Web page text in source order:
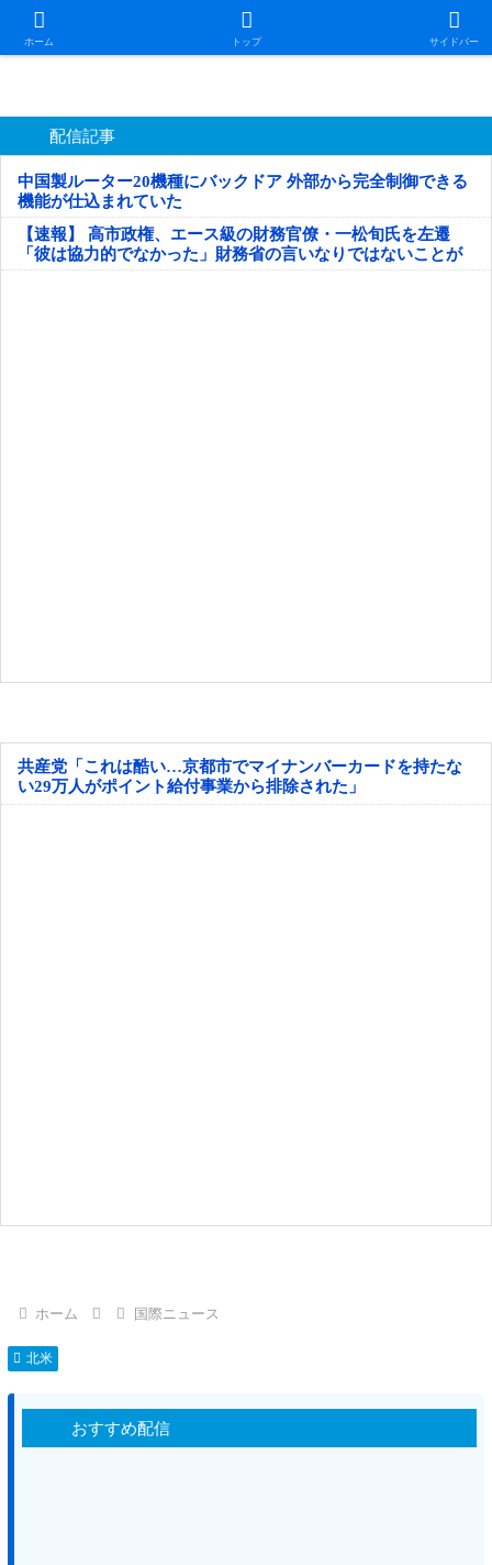
ホーム トップ サイドバー
日本第一！ニュース録
配信記事
中国製ルーター20機種にバックドア 外部から完全制御できる
機能が仕込まれていた
【速報】 高市政権、エース級の財務官僚・一松旬氏を左遷
「彼は協力的でなかった」財務省の言いなりではないことが
判明
共産党「これは酷い…京都市でマイナンバーカードを持たな
い29万人がポイント給付事業から排除された」
ホーム 国際ニュース
北米
おすすめ配信